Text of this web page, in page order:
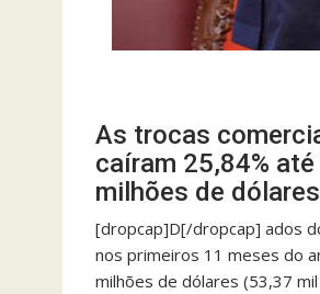
As trocas
caíram 25,84%
milhões de
[dropcap]D[/dropcap] ados
nos primeiros 11 meses do
milhões de dólares (53,37